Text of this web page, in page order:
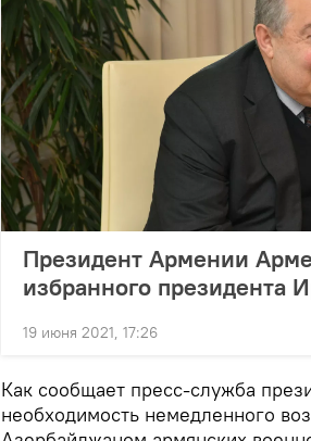
Президент Армении
избранного президента
19 июня 2021, 17:26
Как сообщает пресс-служба
необходимость немедленного